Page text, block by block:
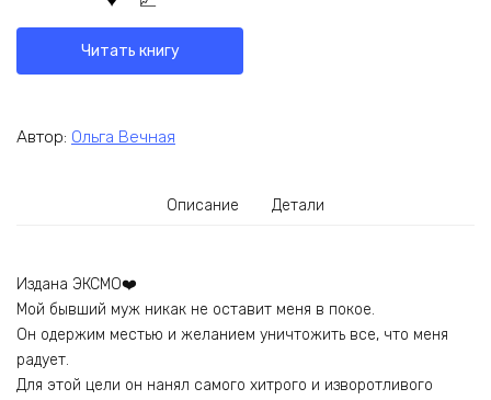
Читать книгу
Автор: Ольга Вечная
Описание Детали
Издана ЭКСМО‍❤️‍
Мой бывший муж никак не оставит меня в покое.
Он одержим местью и желанием уничтожить все, что меня
радует.
Для этой цели он нанял самого хитрого и изворотливого